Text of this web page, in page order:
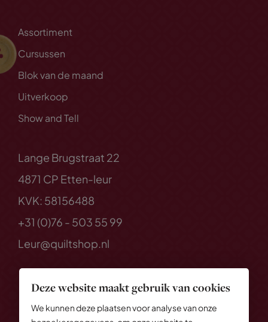
Deze website maakt gebruik van cookies
We kunnen deze plaatsen voor analyse van onze
Assortiment
Cursussen
Blok van de maand
Uitverkoop
Show and Tell
Lange Brugstraat 22
4871 CP Etten-leur
KVK: 58156488
+31 (0)76 - 503 55 99
Leur@quiltshop.nl